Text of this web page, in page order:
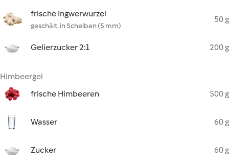
frische Ingwerwurzel
geschält, in Scheiben (5 mm)
50 g
Gelierzucker 2:1 200 g
Himbeergel
frische Himbeeren
500 g
Wasser 60 g
Zucker 60 g